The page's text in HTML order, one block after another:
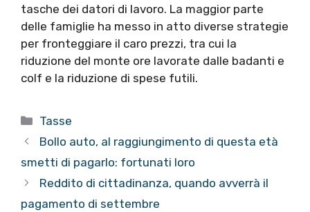
tasche dei datori di lavoro. La maggior parte
delle famiglie ha messo in atto diverse strategie
per fronteggiare il caro prezzi, tra cui la
riduzione del monte ore lavorate dalle badanti e
colf e la riduzione di spese futili.
Categorie
Tasse
Bollo auto, al raggiungimento di questa età
smetti di pagarlo: fortunati loro
Reddito di cittadinanza, quando avverrà il
pagamento di settembre